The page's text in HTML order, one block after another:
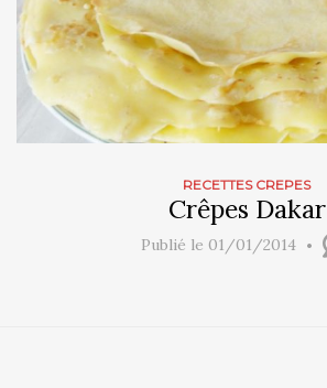
RECETTES CREPES
Crêpes Dakar
Publié le 01/01/2014